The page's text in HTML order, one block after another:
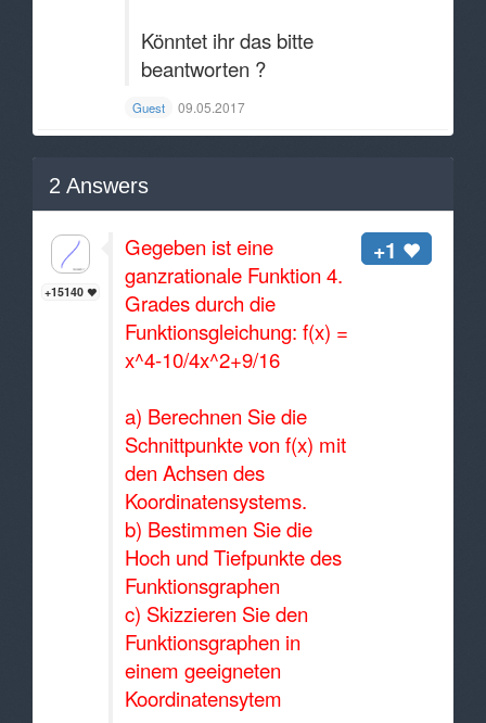
Könntet ihr das bitte
beantworten ?
Guest 09.05.2017
2 Answers
+15140
+1
Gegeben ist eine
ganzrationale Funktion 4.
Grades durch die
Funktionsgleichung: f(x) =
x^4-10/4x^2+9/16
a) Berechnen Sie die
Schnittpunkte von f(x) mit
den Achsen des
Koordinatensystems.
b) Bestimmen Sie die
Hoch und Tiefpunkte des
Funktionsgraphen
c) Skizzieren Sie den
Funktionsgraphen in
einem geeigneten
Koordinatensytem